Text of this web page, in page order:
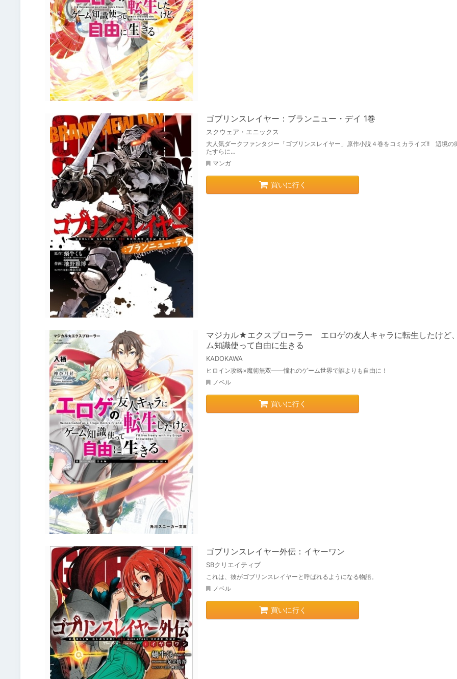
ゴブリンスレイヤー：ブランニュー・デイ 1巻
スクウェア・エニックス
大人気ダークファンタジー「ゴブリンスレイヤー」原作小説４巻をコミカライズ!! 辺境の
たすらに…
マンガ
買いに行く
マジカル★エクスプローラー エロゲの友人キャラに転生したけど
ム知識使って自由に生きる
KADOKAWA
ヒロイン攻略×魔術無双――憧れのゲーム世界で誰よりも自由に！
ノベル
買いに行く
ゴブリンスレイヤー外伝：イヤーワン
SBクリエイティブ
これは、彼がゴブリンスレイヤーと呼ばれるようになる物語。
ノベル
買いに行く